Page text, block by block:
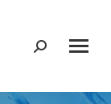
Buscar: